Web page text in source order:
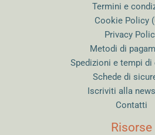
Termini e
Cookie Policy
Privacy
Metodi di
Spedizioni e tempi di
Schede di
Iscriviti alla
Contatti
Risorse